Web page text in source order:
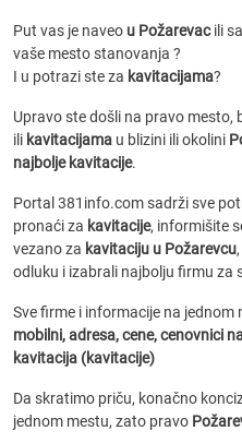
Put vas je naveo u Požarevacili
vaše mesto stanovanja ?
I u potrazi ste za kavitacijama?
Upravo ste došli na pravo mesto,
ili kavitacijama u blizini ili okolini
najbolje kavitacije.
Portal 381info.com sadrži sve
pronaći za kavitacije, informišite
vezano za kavitaciju u Požarevcu
odluku i izabrali najbolju firmu za
Sve firme i informacije na jednom
mobilni, adresa, cene, cenovnici
kavitacija (kavitacije)
Da skratimo priču, konačno
jednom mestu, zato pravo